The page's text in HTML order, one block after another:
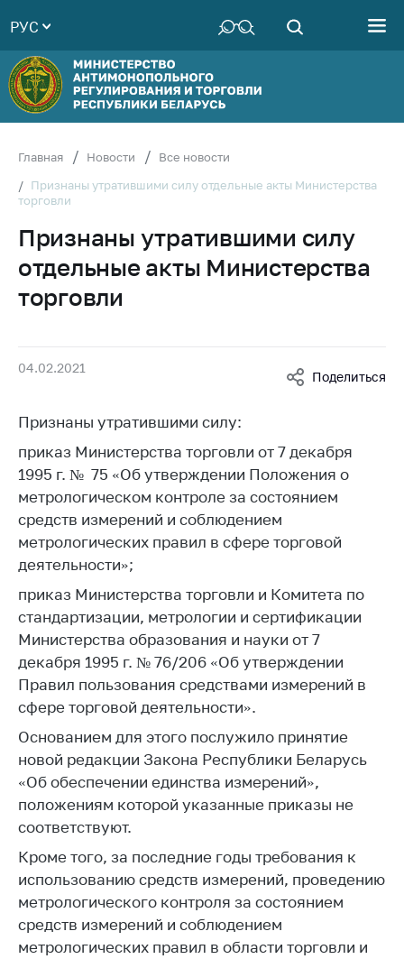
Руководство
Структура
Министерства
Территориальные
Законодательство
Антикоррупционная
деятельность
Общественно-
консультативный
Соискателям
Белорусская
универсальная
товарная биржа
Общественная
жизнь
Идеологическая
работа
Официальные
геральдические
символы
5 лет МАРТ
Деятельность
Ценовая политика
Антимонопольное
регулирование и
конкуренция
Торговля и услуги
Регулирование и
контроль закупок
Защита прав
потребителей
РУС
Главная Новости
Все новости
Признаны утратившими силу отдельные акты Министерства
торговли
Признаны утратившими силу
отдельные акты Министерства
торговли
04.02.2021
Поделиться
Признаны утратившими силу:
приказ Министерства торговли от 7 декабря
1995 г. № 75 «Об утверждении Положения о
метрологическом контроле за состоянием
средств измерений и соблюдением
метрологических правил в сфере торговой
деятельности»;
приказ Министерства торговли и Комитета по
стандартизации, метрологии и сертификации
Министерства образования и науки от 7
декабря 1995 г. № 76/206 «Об утверждении
Правил пользования средствами измерений в
сфере торговой деятельности».
Основанием для этого послужило принятие
новой редакции Закона Республики Беларусь
«Об обеспечении единства измерений»,
положениям которой указанные приказы не
соответствуют.
Кроме того, за последние годы требования к
использованию средств измерений, проведению
метрологического контроля за состоянием
средств измерений и соблюдением
метрологических правил в области торговли и